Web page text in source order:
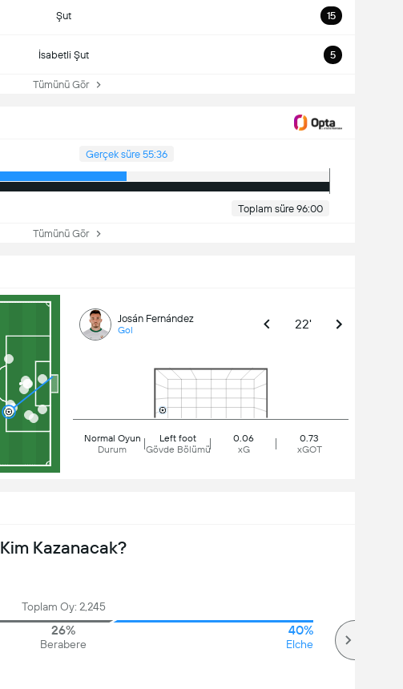
Şut 15
İsabetli Şut 5
Tümünü Gör
Gerçek süre 55:36
Toplam süre 96:00
Tümünü Gör
Josán Fernández
Gol 22'
Normal Oyun
Durum
Left foot
Gövde Bölümü
0.06
xG
0.73
xGOT
Kim Kazanacak?
Toplam Oy: 2,245
26%
Berabere
40%
Elche